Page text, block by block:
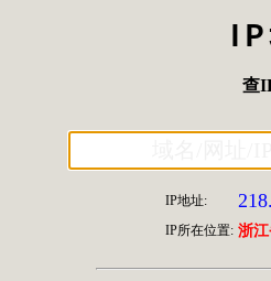
查
IP地址:
IP所在位置: 浙